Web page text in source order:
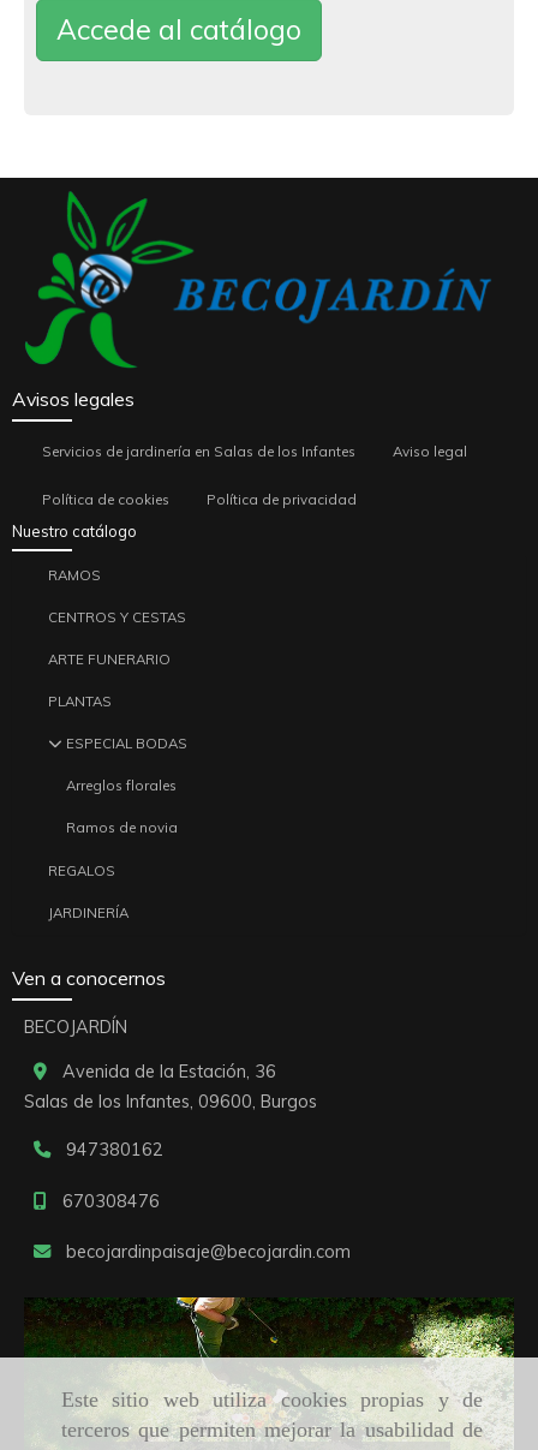
Este sitio web utiliza cookies propias y de
terceros que permiten mejorar la usabilidad de
Accede al catálogo
Avisos legales
Servicios de jardinería en Salas de los Infantes Aviso legal
Política de cookies Política de privacidad
Nuestro catálogo
RAMOS
CENTROS Y CESTAS
ARTE FUNERARIO
PLANTAS
ESPECIAL BODAS
Arreglos florales
Ramos de novia
REGALOS
JARDINERÍA
Ven a conocernos
BECOJARDÍN
Avenida de la Estación, 36
Salas de los Infantes, 09600, Burgos
947380162
670308476
becojardinpaisaje becojardin.com